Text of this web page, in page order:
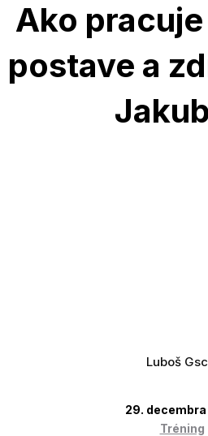
Ako
postave a
Luboš
29.
Tréning